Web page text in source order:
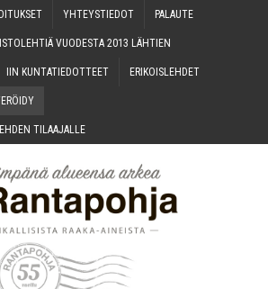
YHTEYS­TIE­DOT PALAU­TE
VUO­DES­TA 2013 LÄHTIEN
IIN KUN­TA­TIE­DOT­TEET ERI­KOIS­LEH­DET
TILAAJALLE